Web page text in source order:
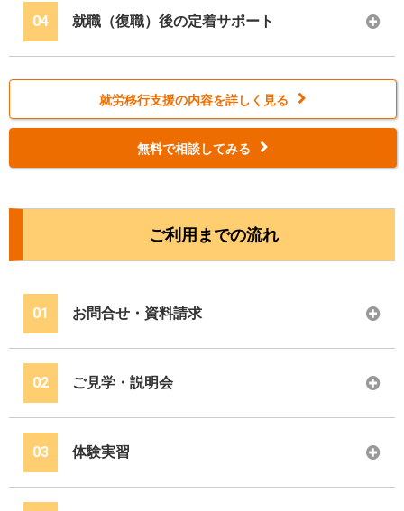
04 就職（復職）後の定着サポート
就労移行支援の内容を詳しく見る
無料で相談してみる
ご利用までの流れ
01 お問合せ・資料請求
02 ご見学・説明会
03 体験実習